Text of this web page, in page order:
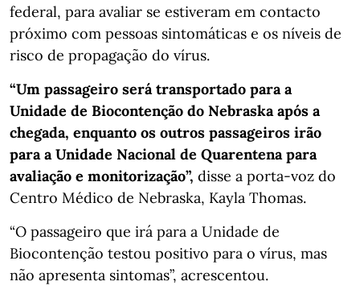
federal, para avaliar se estiveram em contacto
próximo com pessoas sintomáticas e os níveis de
risco de propagação do vírus.
“Um passageiro será transportado para a
Unidade de Biocontenção do Nebraska após a
chegada, enquanto os outros passageiros irão
para a Unidade Nacional de Quarentena para
avaliação e monitorização”, disse a porta-voz do
Centro Médico de Nebraska, Kayla Thomas.
“O passageiro que irá para a Unidade de
Biocontenção testou positivo para o vírus, mas
não apresenta sintomas”, acrescentou.